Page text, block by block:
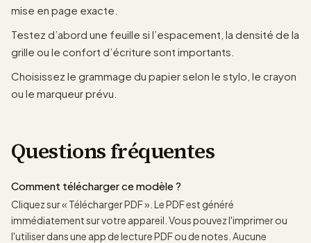
mise en page exacte.
Testez d’abord une feuille si l’espacement, la densité de la
grille ou le confort d’écriture sont importants.
Choisissez le grammage du papier selon le stylo, le crayon
ou le marqueur prévu.
Questions fréquentes
Comment télécharger ce modèle ?
Cliquez sur « Télécharger PDF ». Le PDF est généré
immédiatement sur votre appareil. Vous pouvez l'imprimer ou
l'utiliser dans une app de lecture PDF ou de notes. Aucune